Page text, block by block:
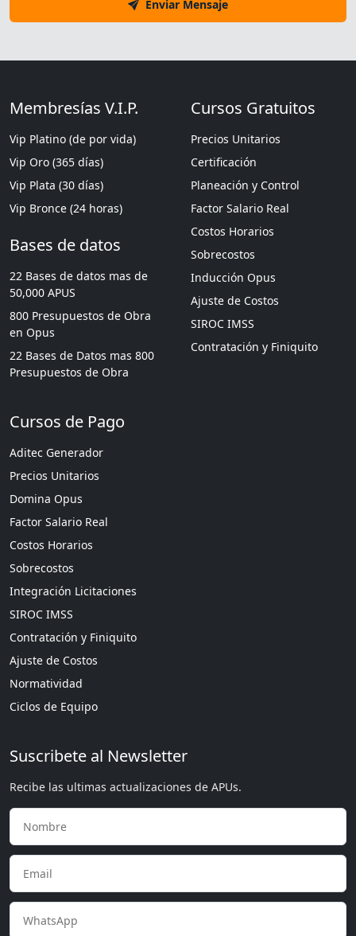
Enviar Mensaje
Membresías V.I.P.
Vip Platino (de por vida)
Vip Oro (365 días)
Vip Plata (30 días)
Vip Bronce (24 horas)
Bases de datos
22 Bases de datos mas de
50,000 APUS
800 Presupuestos de Obra
en Opus
22 Bases de Datos mas 800
Presupuestos de Obra
Cursos Gratuitos
Precios Unitarios
Certificación
Planeación y Control
Factor Salario Real
Costos Horarios
Sobrecostos
Inducción Opus
Ajuste de Costos
SIROC IMSS
Contratación y Finiquito
Cursos de Pago
Aditec Generador
Precios Unitarios
Domina Opus
Factor Salario Real
Costos Horarios
Sobrecostos
Integración Licitaciones
SIROC IMSS
Contratación y Finiquito
Ajuste de Costos
Normatividad
Ciclos de Equipo
Suscribete al Newsletter
Recibe las ultimas actualizaciones de APUs.